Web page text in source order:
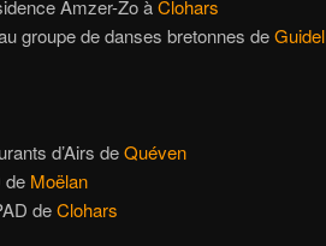
Amzer-Zo àClohars
groupe de danses bretonnes deGuidel
d’Airs deQuéven
de Moëlan
deClohars